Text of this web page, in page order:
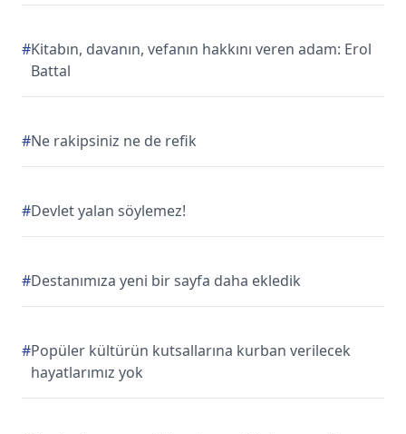
#Kitabın, davanın, vefanın hakkını veren adam: Erol
Battal
#Ne rakipsiniz ne de refik
#Devlet yalan söylemez!
#Destanımıza yeni bir sayfa daha ekledik
#Popüler kültürün kutsallarına kurban verilecek
hayatlarımız yok